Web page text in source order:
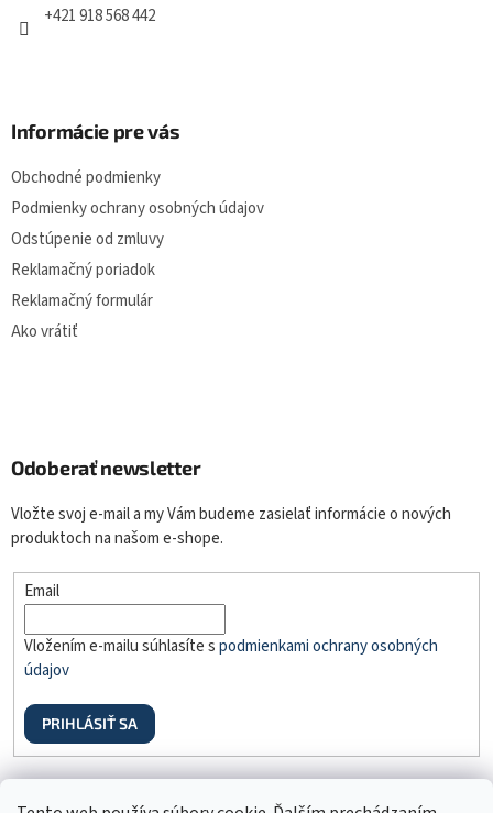
+421 918 568 442
Informácie pre vás
Obchodné podmienky
Podmienky ochrany osobných údajov
Odstúpenie od zmluvy
Reklamačný poriadok
Reklamačný formulár
Ako vrátiť
Odoberať newsletter
Vložte svoj e-mail a my Vám budeme zasielať informácie o nových
produktoch na našom e-shope.
Email
Vložením e-mailu súhlasíte spodmienkami ochrany osobných
údajov
PRIHLÁSIŤ SA